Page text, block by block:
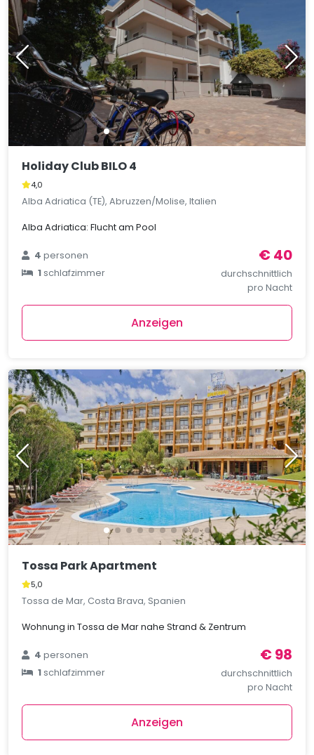
Holiday Club BILO 4
4,0
Alba Adriatica (TE), Abruzzen/Molise, Italien
Alba Adriatica: Flucht am Pool
4personen
1schlafzimmer
€ 40
durchschnittlich
pro Nacht
Anzeigen
Tossa Park Apartment
5,0
Tossa de Mar, Costa Brava, Spanien
Wohnung in Tossa de Mar nahe Strand & Zentrum
4personen
1schlafzimmer
€ 98
durchschnittlich
pro Nacht
Anzeigen